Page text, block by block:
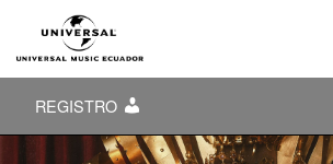
REGISTRO